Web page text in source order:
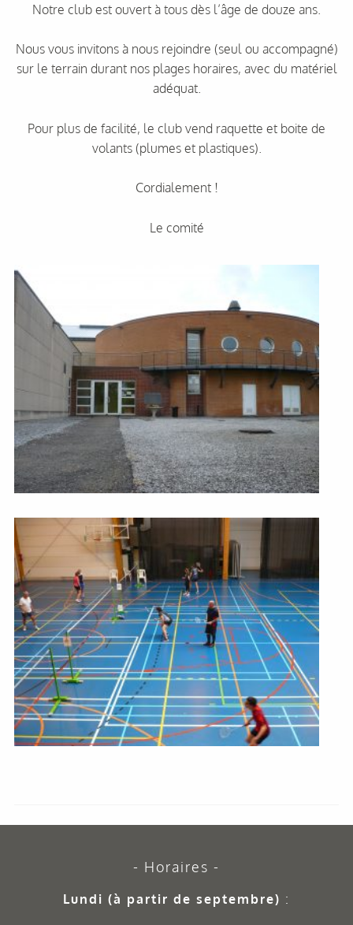
Notre club est ouvert à tous dès l’âge de douze ans.
Nous vous invitons à nous rejoindre (seul ou accompagné)
sur le terrain durant nos plages horaires, avec du matériel
adéquat.
Pour plus de facilité, le club vend raquette et boite de
volants (plumes et plastiques).
Cordialement !
Le comité
Horaires
Lundi (à partir de septembre) :